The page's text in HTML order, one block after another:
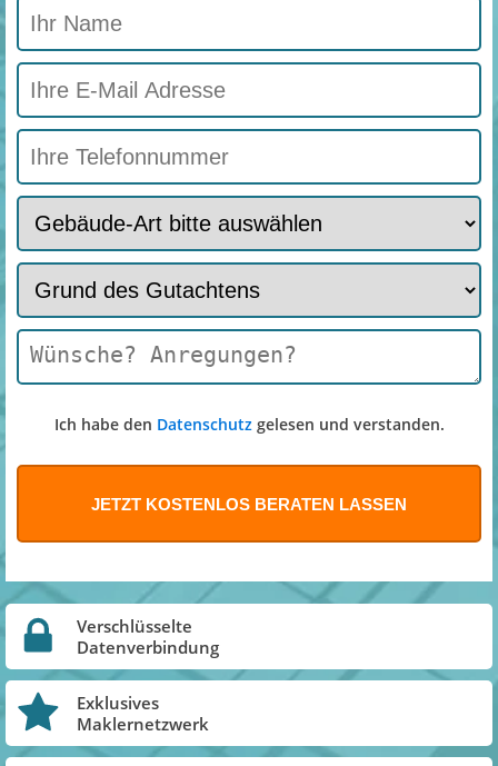
Ich habe den Datenschutzgelesen und verstanden.
Verschlüsselte
Datenverbindung
Exklusives
Maklernetzwerk